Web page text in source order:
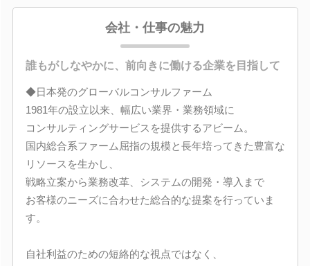
会社・仕事の魅力
誰もがしなやかに、前向きに働ける企業を目指して
◆日本発のグローバルコンサルファーム
1981年の設立以来、幅広い業界・業務領域に
コンサルティングサービスを提供するアビーム。
国内総合系ファーム屈指の規模と長年培ってきた豊富な
リソースを生かし、
戦略立案から業務改革、システムの開発・導入まで
お客様のニーズに合わせた総合的な提案を行っていま
す。
自社利益のための短絡的な視点ではなく、